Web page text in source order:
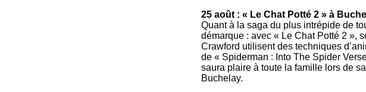
25 août : « Le Chat Potté 2 » à
Quant à la saga du plus intrépide de
démarque : avec « Le Chat Potté 2 »,
Crawford utilisent des techniques
de « Spiderman : Into The Spider
saura plaire à toute la famille lors de
Buchelay.